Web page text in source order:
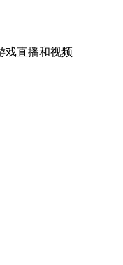
戏直播和视频